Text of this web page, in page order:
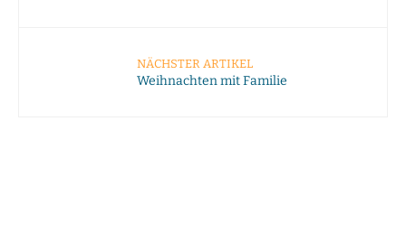
NÄCHSTER ARTIKEL
Weihnachten mit Familie